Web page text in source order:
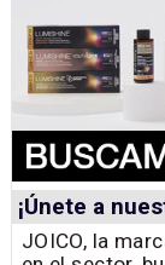
¡Únete a
JOICO, la